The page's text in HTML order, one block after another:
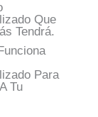
Que
Tendrá.
Para
Tu